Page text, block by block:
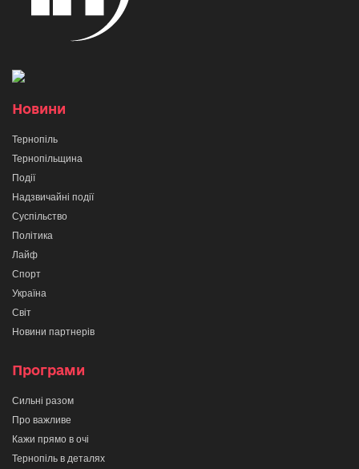
Новини
Тернопіль
Тернопільщина
Події
Надзвичайні події
Суспільство
Політика
Лайф
Спорт
Україна
Світ
Новини партнерів
Програми
Сильні разом
Про важливе
Кажи прямо в очі
Тернопіль в деталях